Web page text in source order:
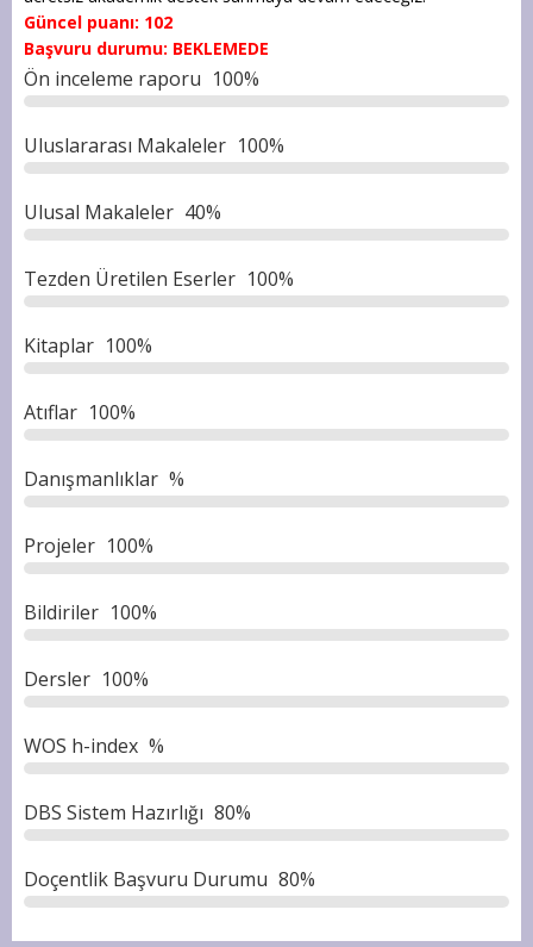
Güncel puanı: 102
Başvuru durumu: BEKLEMEDE
Ön inceleme raporu 100%
Uluslararası Makaleler 100%
Ulusal Makaleler 40%
Tezden Üretilen Eserler 100%
Kitaplar 100%
Atıflar 100%
Danışmanlıklar %
Projeler 100%
Bildiriler 100%
Dersler 100%
WOS h-index %
DBS Sistem Hazırlığı 80%
Doçentlik Başvuru Durumu 80%